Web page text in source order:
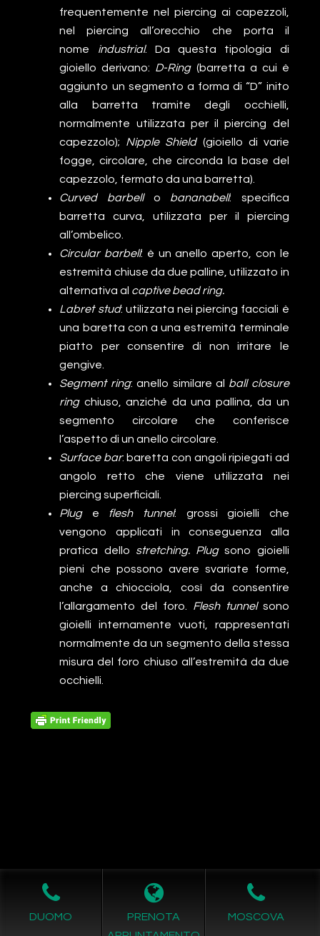
frequentemente nel piercing ai capezzoli,
nel piercing all’orecchio che porta il
nome industrial. Da questa tipologia di
gioiello derivano: D-Ring(barretta a cui è
aggiunto un segmento a forma di “D” inito
alla barretta tramite degli occhielli,
normalmente utilizzata per il piercing del
capezzolo); Nipple Shield(gioiello di varie
fogge, circolare, che circonda la base del
capezzolo, fermato da una barretta).
Curved barbello bananabell: specifica
barretta curva, utilizzata per il piercing
all’ombelico.
Circular barbell: è un anello aperto, con le
estremità chiuse da due palline, utilizzato in
alternativa al captive bead ring.
Labret stud: utilizzata nei piercing facciali è
una baretta con a una estremità terminale
piatto per consentire di non irritare le
gengive.
Segment ring: anello similare al ball closure
ringchiuso, anziché da una pallina, da un
segmento circolare che conferisce
l’aspetto di un anello circolare.
Surface bar: baretta con angoli ripiegati ad
angolo retto che viene utilizzata nei
piercing superficiali.
Pluge flesh tunnel: grossi gioielli che
vengono applicati in conseguenza alla
pratica dello stretching. Plugsono gioielli
pieni che possono avere svariate forme,
anche a chiocciola, così da consentire
l’allargamento del foro. Flesh tunnel sono
gioielli internamente vuoti, rappresentati
normalmente da un segmento della stessa
misura del foro chiuso all’estremità da due
occhielli.
Leggi L'informativa privacy-Richiesta Cancellazione Dati
DUOMO
PRENOTA
MOSCOVA